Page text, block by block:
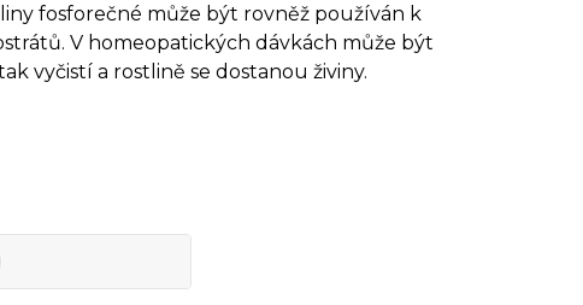
fosforečné může být rovněž používán k
V homeopatických dávkách může být
vyčistí a rostlině se dostanou živiny.